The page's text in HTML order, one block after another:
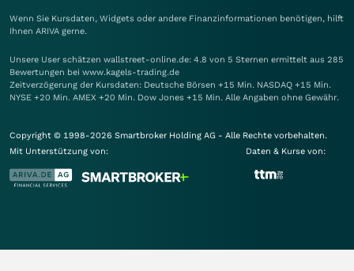
Wenn Sie Kursdaten, Widgets oder andere Finanzinformationen benötigen, hilft
Ihnen ARIVA gerne.
Unsere User schätzen wallstreet-online.de: 4.8 von 5 Sternen ermittelt aus 285
Bewertungen bei www.kagels-trading.de
Zeitverzögerung der Kursdaten: Deutsche Börsen +15 Min. NASDAQ +15 Min.
NYSE +20 Min. AMEX +20 Min. Dow Jones +15 Min. Alle Angaben ohne Gewähr.
Copyright © 1998-2026 Smartbroker Holding AG - Alle Rechte vorbehalten.
Mit Unterstützung von:
Daten & Kurse von: